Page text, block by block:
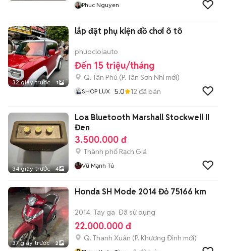
Phuc Nguyen
32 giây trước 1
lắp đặt phụ kiện đồ chơi ô tô
phuocloiauto
Đến 15 triệu/tháng
Q. Tân Phú (P. Tân Sơn Nhì mới)
SHOP LUX 5.0 12 đã bán
34 giây trước 4
Loa Bluetooth Marshall Stockwell II
Đen
3.500.000 đ
Thành phố Rạch Giá
Vũ Mạnh Tú
37 giây trước 2
Honda SH Mode 2014 Đỏ 75166 km
2014 Tay ga Đã sử dụng
22.000.000 đ
Q. Thanh Xuân (P. Khương Đình mới)